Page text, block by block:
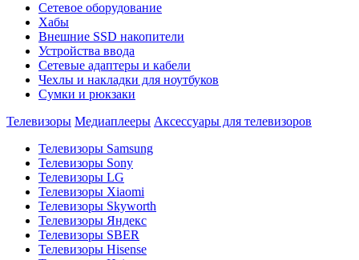
Сетевое оборудование
Хабы
Внешние SSD накопители
Устройства ввода
Сетевые адаптеры и кабели
Чехлы и накладки для ноутбуков
Сумки и рюкзаки
Телевизоры Медиаплееры Аксессуары для телевизоров
Телевизоры Samsung
Телевизоры Sony
Телевизоры LG
Телевизоры Xiaomi
Телевизоры Skyworth
Телевизоры Яндекс
Телевизоры SBER
Телевизоры Hisense